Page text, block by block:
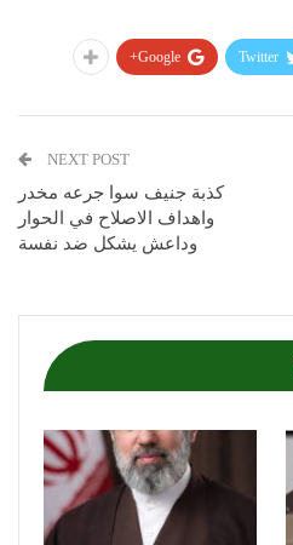
Twitter
Google+
NEXT POST
كذبة جنيف سوا جرعه مخدر
واهداف الاصلاح في الحوار
وداعش يشكل ضد نفسة